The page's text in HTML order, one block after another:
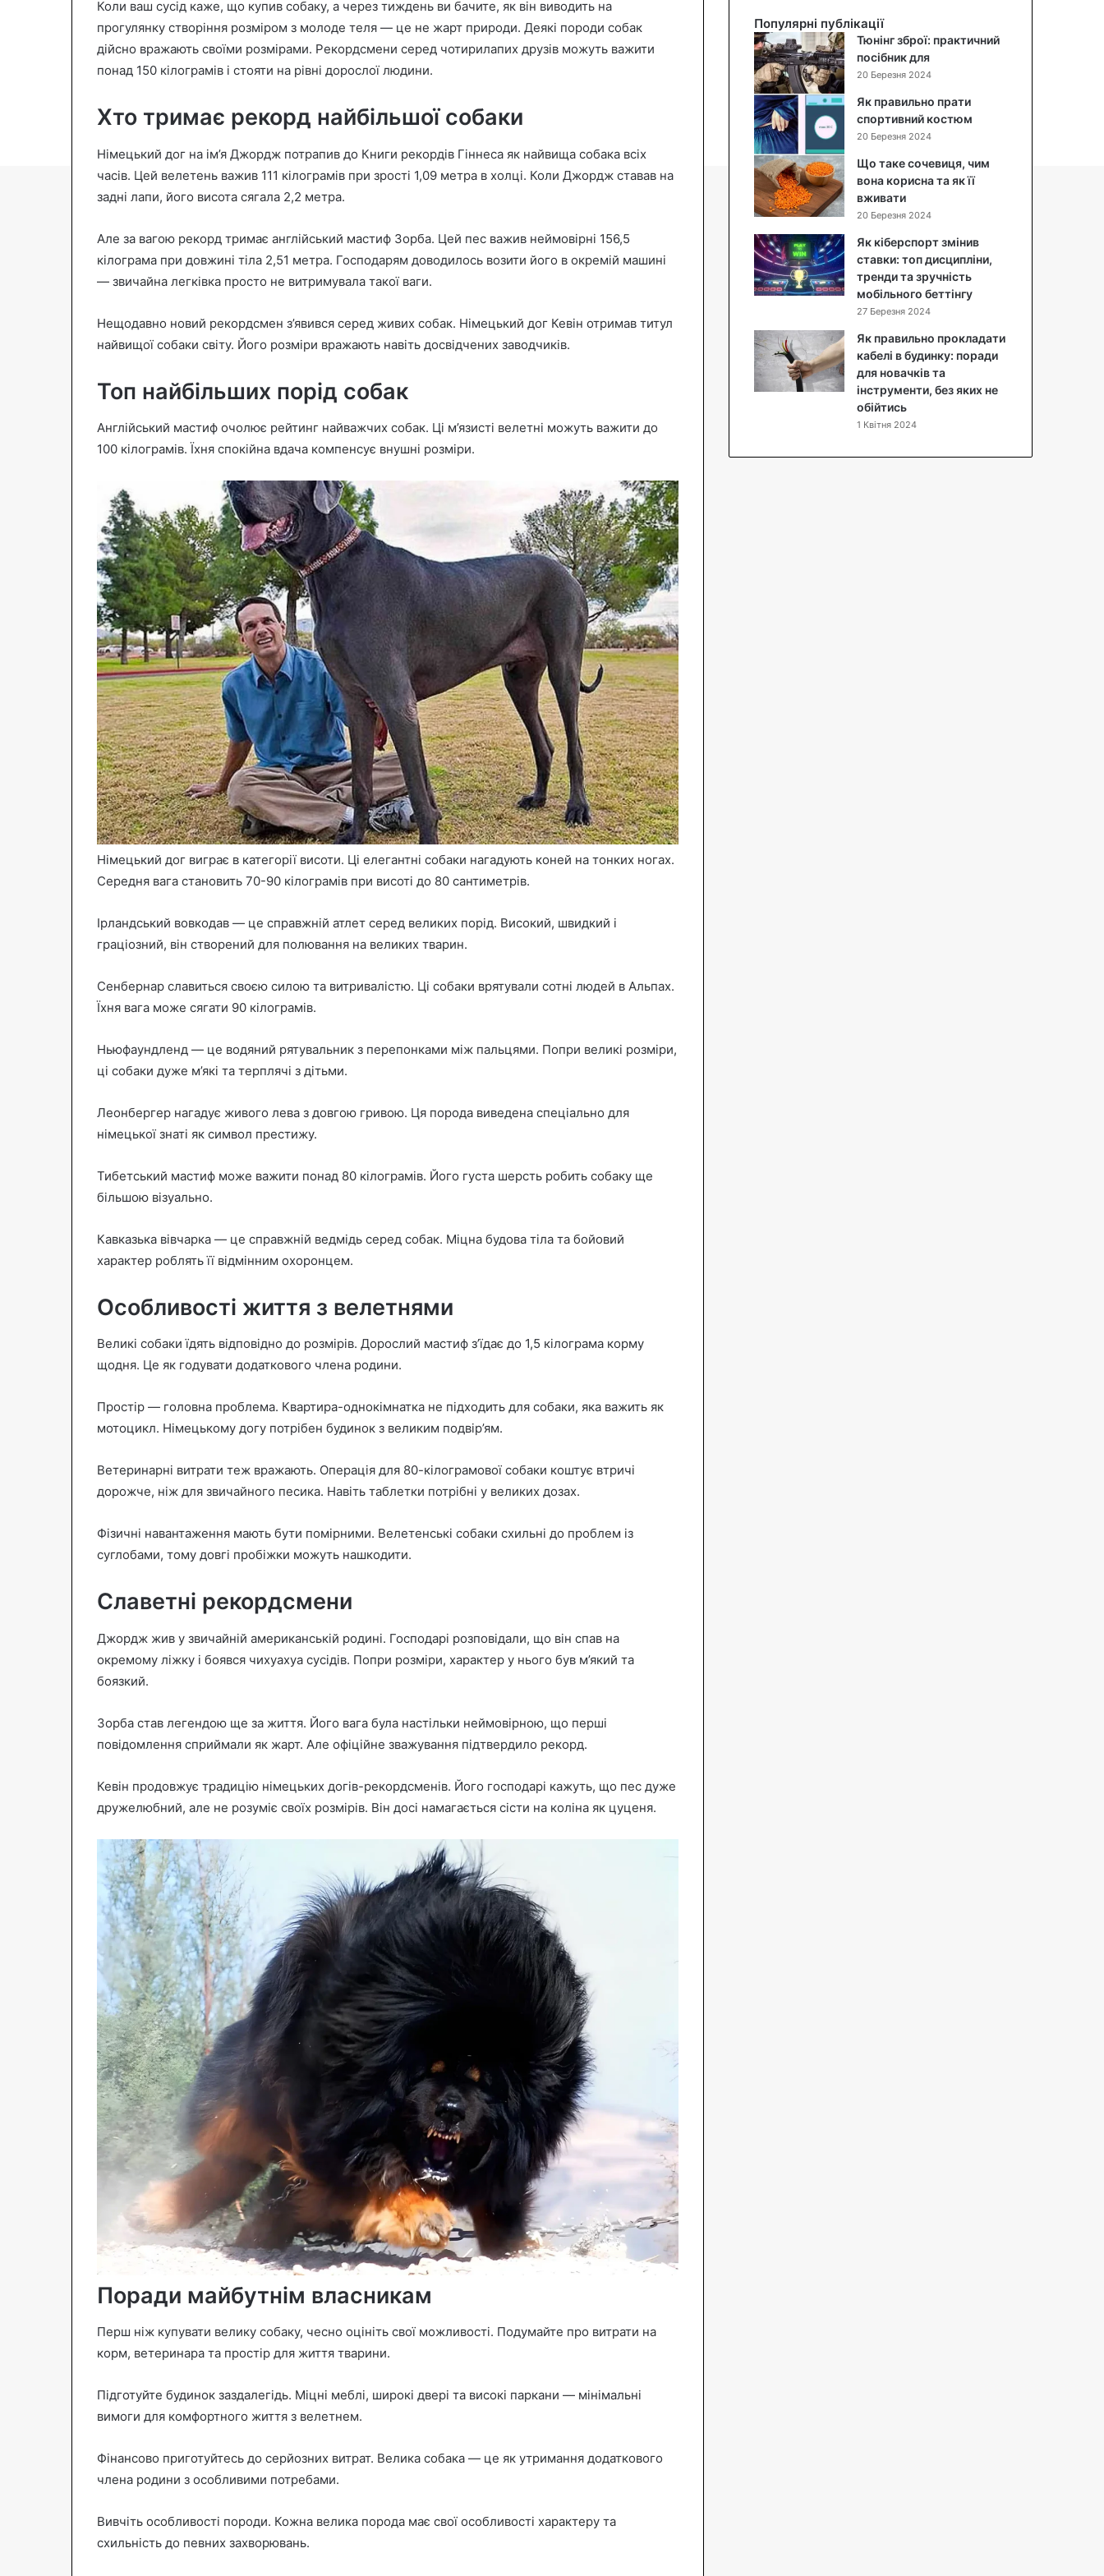
n
e
m
a
l
Коли ваш сусід каже, що купив собаку, а через тиждень ви бачите, як він виводить на
прогулянку створіння розміром з молоде теля — це не жарт природи. Деякі породи собак
дійсно вражають своїми розмірами. Рекордсмени серед чотирилапих друзів можуть важити
понад 150 кілограмів і стояти на рівні дорослої людини.
Хто тримає рекорд найбільшої собаки
Німецький дог на ім’я Джордж потрапив до Книги рекордів Гіннеса як найвища собака всіх
часів. Цей велетень важив 111 кілограмів при зрості 1,09 метра в холці. Коли Джордж ставав на
задні лапи, його висота сягала 2,2 метра.
Але за вагою рекорд тримає англійський мастиф Зорба. Цей пес важив неймовірні 156,5
кілограма при довжині тіла 2,51 метра. Господарям доводилось возити його в окремій машині
— звичайна легківка просто не витримувала такої ваги.
Нещодавно новий рекордсмен з’явився серед живих собак. Німецький дог Кевін отримав титул
найвищої собаки світу. Його розміри вражають навіть досвідчених заводчиків.
Топ найбільших порід собак
Англійський мастиф очолює рейтинг найважчих собак. Ці м’язисті велетні можуть важити до
100 кілограмів. Їхня спокійна вдача компенсує внушні розміри.
Німецький дог виграє в категорії висоти. Ці елегантні собаки нагадують коней на тонких ногах.
Середня вага становить 70-90 кілограмів при висоті до 80 сантиметрів.
Ірландський вовкодав — це справжній атлет серед великих порід. Високий, швидкий і
граціозний, він створений для полювання на великих тварин.
Сенбернар славиться своєю силою та витривалістю. Ці собаки врятували сотні людей в Альпах.
Їхня вага може сягати 90 кілограмів.
Ньюфаундленд — це водяний рятувальник з перепонками між пальцями. Попри великі розміри,
ці собаки дуже м’які та терплячі з дітьми.
Леонбергер нагадує живого лева з довгою гривою. Ця порода виведена спеціально для
німецької знаті як символ престижу.
Тибетський мастиф може важити понад 80 кілограмів. Його густа шерсть робить собаку ще
більшою візуально.
Кавказька вівчарка — це справжній ведмідь серед собак. Міцна будова тіла та бойовий
характер роблять її відмінним охоронцем.
Особливості життя з велетнями
Великі собаки їдять відповідно до розмірів. Дорослий мастиф з’їдає до 1,5 кілограма корму
щодня. Це як годувати додаткового члена родини.
Простір — головна проблема. Квартира-однокімнатка не підходить для собаки, яка важить як
мотоцикл. Німецькому догу потрібен будинок з великим подвір’ям.
Ветеринарні витрати теж вражають. Операція для 80-кілограмової собаки коштує втричі
дорожче, ніж для звичайного песика. Навіть таблетки потрібні у великих дозах.
Фізичні навантаження мають бути помірними. Велетенські собаки схильні до проблем із
суглобами, тому довгі пробіжки можуть нашкодити.
Славетні рекордсмени
Джордж жив у звичайній американській родині. Господарі розповідали, що він спав на
окремому ліжку і боявся чихуахуа сусідів. Попри розміри, характер у нього був м’який та
боязкий.
Зорба став легендою ще за життя. Його вага була настільки неймовірною, що перші
повідомлення сприймали як жарт. Але офіційне зважування підтвердило рекорд.
Кевін продовжує традицію німецьких догів-рекордсменів. Його господарі кажуть, що пес дуже
дружелюбний, але не розуміє своїх розмірів. Він досі намагається сісти на коліна як цуценя.
Поради майбутнім власникам
Перш ніж купувати велику собаку, чесно оцініть свої можливості. Подумайте про витрати на
корм, ветеринара та простір для життя тварини.
Підготуйте будинок заздалегідь. Міцні меблі, широкі двері та високі паркани — мінімальні
вимоги для комфортного життя з велетнем.
Фінансово приготуйтесь до серйозних витрат. Велика собака — це як утримання додаткового
члена родини з особливими потребами.
Вивчіть особливості породи. Кожна велика порода має свої особливості характеру та
схильність до певних захворювань.
с
а
л
а
т
:
п
о
к
р
о
к
о
в
и
й
ц
е
п
т
т
Популярні публікації
Тюнінг зброї: практичний
посібник для
20 Березня 2024
Як правильно прати
спортивний костюм
20 Березня 2024
Що таке сочевиця, чим
вона корисна та як її
вживати
20 Березня 2024
Як кіберспорт змінив
ставки: топ дисципліни,
тренди та зручність
мобільного беттінгу
27 Березня 2024
Як правильно прокладати
кабелі в будинку: поради
для новачків та
інструменти, без яких не
обійтись
1 Квітня 2024